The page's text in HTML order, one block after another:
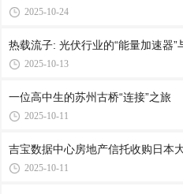
2025-10-24
热载流子: 光伏行业的“能量加速器”
2025-10-13
一位高中生的苏州古桥“连接”之旅
2025-10-11
吉宝数据中心房地产信托收购日本
2025-10-11